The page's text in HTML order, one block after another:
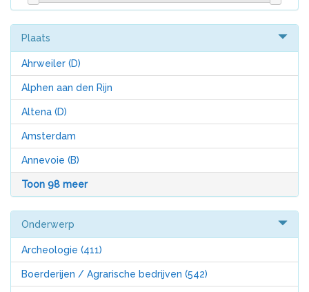
Plaats
Ahrweiler (D)
Alphen aan den Rijn
Altena (D)
Amsterdam
Annevoie (B)
Toon 98 meer
Onderwerp
Archeologie (411)
Boerderijen / Agrarische bedrijven (542)